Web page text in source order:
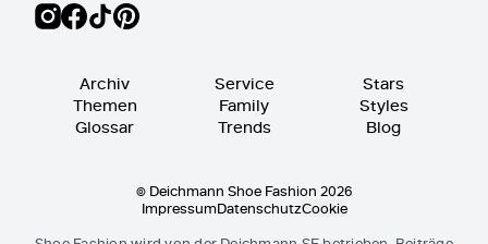
Archiv
Themen
Glossar
Service
Family
Trends
Stars
Styles
Blog
© Deichmann Shoe Fashion 2026
ImpressumDatenschutzCookie